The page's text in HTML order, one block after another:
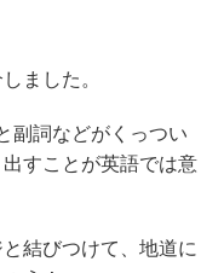
ました。
副詞などがくっつい
すことが英語では意
結びつけて、地道に